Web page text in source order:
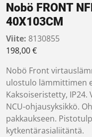
Nobö FRONT
40X103CM
Viite: 8130855
198,00€
Nobö Front
ulostulo lämmittimen
Kaksoiseristetty, IP24.
NCU-ohjausyksikkö.
pakkaukseen.
kytkentärasialiitäntä.